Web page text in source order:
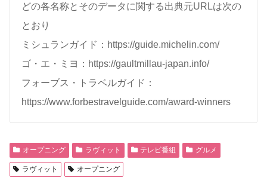
どの各名称とそのデータに関する出典元URLは次の
とおり
ミシュランガイド：https://guide.michelin.com/
ゴ・エ・ミヨ：https://gaultmillau-japan.info/
フォーブス・トラベルガイド：
https://www.forbestravelguide.com/award-winners
オープニング ラヴィット テレビ番組 グルメ
ラヴィット オープニング